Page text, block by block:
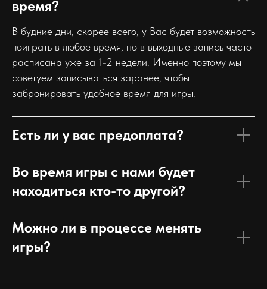
время?
В будние дни, скорее всего, у Вас будет возможность
поиграть в любое время, но в выходные запись часто
расписана уже за 1-2 недели. Именно поэтому мы
советуем записываться заранее, чтобы
забронировать удобное время для игры.
Есть ли у вас предоплата?
Во время игры с нами будет
находиться кто-то другой?
Можно ли в процессе менять
игры?